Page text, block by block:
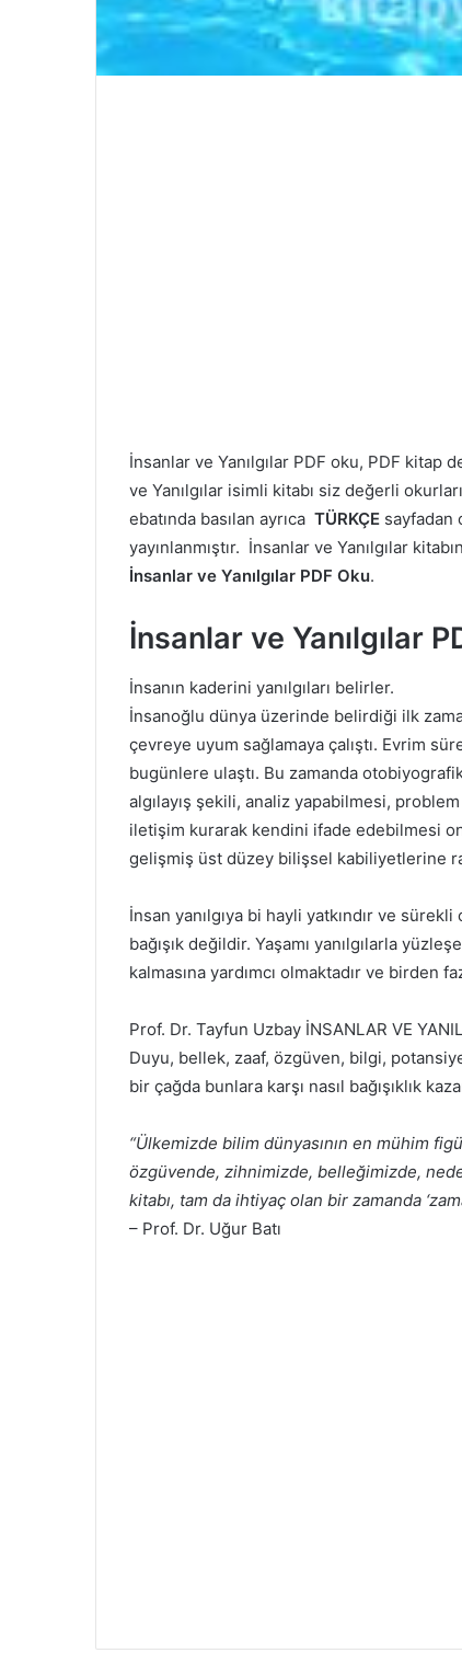
İnsanlar ve Yanılgılar PDF oku, PDF kitap
ve Yanılgılar isimli kitabı siz değerli
ebatında basılan ayrıca TÜRKÇE sayfadan
yayınlanmıştır. İnsanlar ve Yanılgılar
İnsanlar ve Yanılgılar PDF Oku.
İnsanlar ve Yanılgılar
İnsanın kaderini yanılgıları belirler.
İnsanoğlu dünya üzerinde belirdiği ilk
çevreye uyum sağlamaya çalıştı. Evrim
bugünlere ulaştı. Bu zamanda
algılayış şekili, analiz yapabilmesi,
iletişim kurarak kendini ifade edebilmesi
gelişmiş üst düzey bilişsel kabiliyetlerine
İnsan yanılgıya bi hayli yatkındır ve
bağışık değildir. Yaşamı yanılgılarla
kalmasına yardımcı olmaktadır ve birden
Prof. Dr. Tayfun Uzbay İNSANLAR VE
Duyu, bellek, zaaf, özgüven, bilgi,
bir çağda bunlara karşı nasıl bağışıklık
“Ülkemizde bilim dünyasının en mühim
özgüvende, zihnimizde, belleğimizde,
kitabı, tam da ihtiyaç olan bir zamanda
– Prof. Dr. Uğur Batı